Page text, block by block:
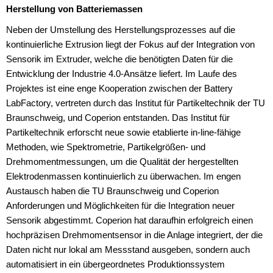
Herstellung von Batteriemassen
Neben der Umstellung des Herstellungsprozesses auf die
kontinuierliche Extrusion liegt der Fokus auf der Integration von
Sensorik im Extruder, welche die benötigten Daten für die
Entwicklung der Industrie 4.0-Ansätze liefert. Im Laufe des
Projektes ist eine enge Kooperation zwischen der Battery
LabFactory, vertreten durch das Institut für Partikeltechnik der TU
Braunschweig, und Coperion entstanden. Das Institut für
Partikeltechnik erforscht neue sowie etablierte in-line-fähige
Methoden, wie Spektrometrie, Partikelgrößen- und
Drehmomentmessungen, um die Qualität der hergestellten
Elektrodenmassen kontinuierlich zu überwachen. Im engen
Austausch haben die TU Braunschweig und Coperion
Anforderungen und Möglichkeiten für die Integration neuer
Sensorik abgestimmt. Coperion hat daraufhin erfolgreich einen
hochpräzisen Drehmomentsensor in die Anlage integriert, der die
Daten nicht nur lokal am Messstand ausgeben, sondern auch
automatisiert in ein übergeordnetes Produktionssystem